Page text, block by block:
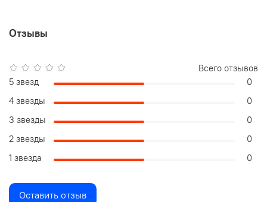
Отзывы
Всего отзывов
5 звезд
0
4 звезды
0
3 звезды
0
2 звезды
0
1 звезда
0
Оставить отзыв